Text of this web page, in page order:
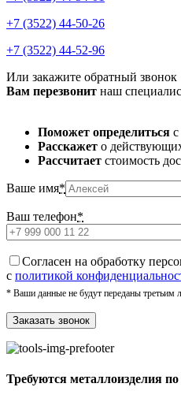
+7 (3522) 44-50-26
+7 (3522) 44-52-96
Или закажите обратный звонок
Вам перезвонит наш
Поможет определиться
Расскажет о
Рассчитает стоимость
Ваше имя*
Ваш телефон*
Cогласен на обработку
с политикой
* Ваши данные не будут переданы третьим
Требуются металлоизделия